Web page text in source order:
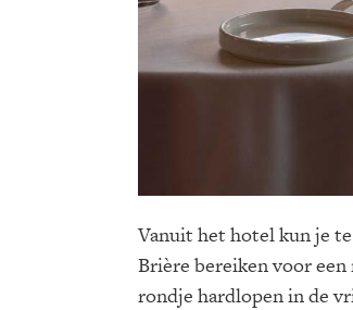
Vanuit het hotel kun je
Brière bereiken voor
rondje hardlopen in de